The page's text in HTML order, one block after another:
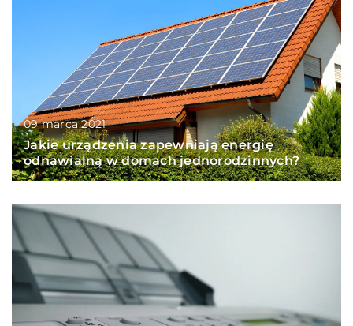
09 marca 2021
Jakie urządzenia zapewniają energię
odnawialną w domach jednorodzinnych?